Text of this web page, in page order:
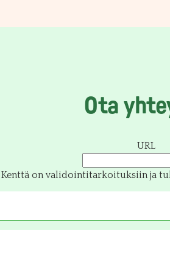
Ota
URL
Kenttä on validointitarkoituksiin ja